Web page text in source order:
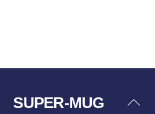
Back
SUPER-MUG